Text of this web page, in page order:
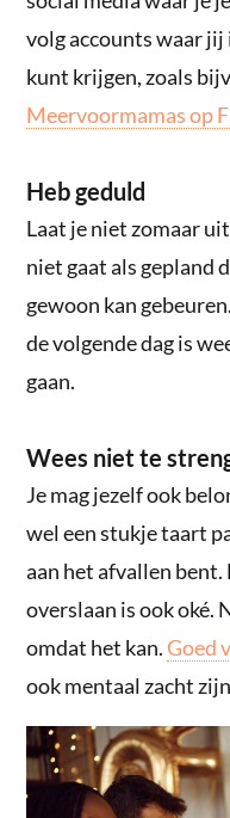
volg accounts waar
kunt krijgen, zoals
Meervoormamas op
Heb geduld
Laat je niet zomaar
niet gaat als gepland
gewoon kan
de volgende dag is
gaan.
Wees niet te
Je mag jezelf ook
wel een stukje taart
aan het afvallen bent.
overslaan is ook oké.
omdat het kan.Goed
ook mentaal zacht